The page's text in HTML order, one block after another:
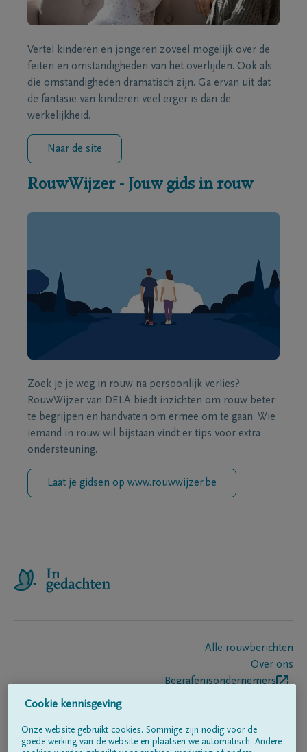
Vertel kinderen en jongeren zoveel mogelijk over de
feiten en omstandigheden van het overlijden. Ook als
die omstandigheden dramatisch zijn. Ga ervan uit dat
de fantasie van kinderen veel erger is dan de
werkelijkheid.
Naar de site
RouwWijzer - Jouw gids in rouw
Zoek je je weg in rouw na persoonlijk verlies?
RouwWijzer van DELA biedt inzichten om rouw beter
te begrijpen en handvaten om ermee om te gaan. Wie
iemand in rouw wil bijstaan vindt er tips voor extra
ondersteuning.
Laat je gidsen op www.rouwwijzer.be
Alle rouwberichten
Over ons
Begrafenisondernemers
Volg ons op
Cookie kennisgeving
Onze website gebruikt cookies. Sommige zijn nodig voor de
goede werking van de website en plaatsen we automatisch. Andere